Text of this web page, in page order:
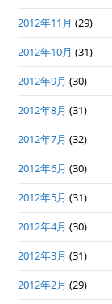
2012年11月 (29)
2012年10月 (31)
2012年9月 (30)
2012年8月 (31)
2012年7月 (32)
2012年6月 (30)
2012年5月 (31)
2012年4月 (30)
2012年3月 (31)
2012年2月 (29)